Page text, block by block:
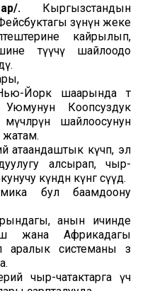
. Кыргызстандын
өзүнүн жеке
кайрылып,
өтүүчү шайлоодо
Йорк шаарында өтө
Коопсуздук
шайлоосунун
атаандаштык күчөп, эл
алсырап, чыр-
күндөн күнгө өсүүдө.
бул баамдоону
анын ичинде
жана Африкадагы
аралык системаны өз
чыр-чатактарга үч